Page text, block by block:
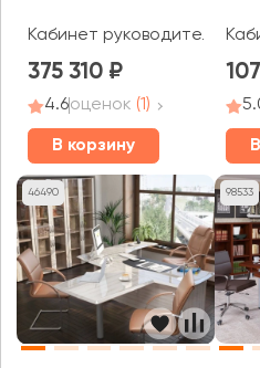
Кабинет руководителя
375 310
4.6оценок (1)
В корзину
46490 98533